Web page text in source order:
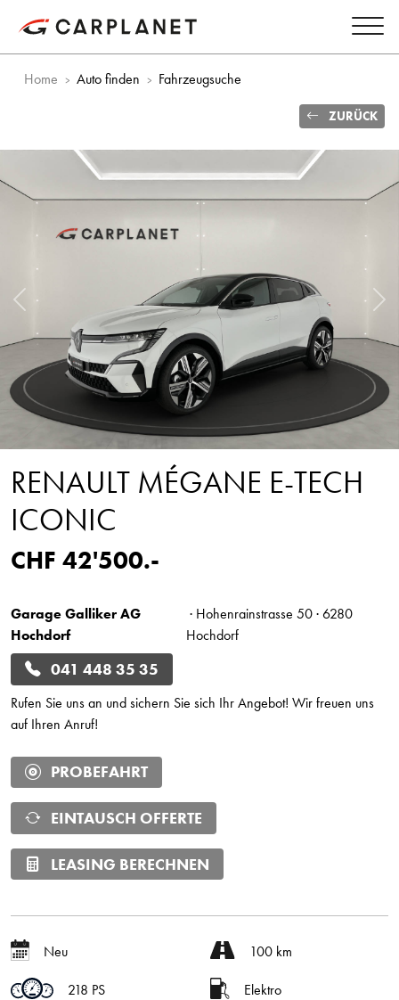
Home Auto finden Fahrzeugsuche
ZURÜCK
Vorheriges Bild
RENAULT MÉGANE E-TECH
ICONIC
CHF 42'500.-
Garage Galliker AG
Hochdorf
· Hohenrainstrasse 50 · 6280
Hochdorf
041 448 35 35
Rufen Sie uns an und sichern Sie sich Ihr Angebot! Wir freuen uns
auf Ihren Anruf!
PROBEFAHRT
EINTAUSCH OFFERTE
LEASING BERECHNEN
Neu 100 km
218 PS Elektro